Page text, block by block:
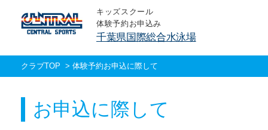
キッズスクール
体験予約お申込み
千葉県国際総合水泳場
クラブTOP > 体験予約お申込に際して
お申込に際して